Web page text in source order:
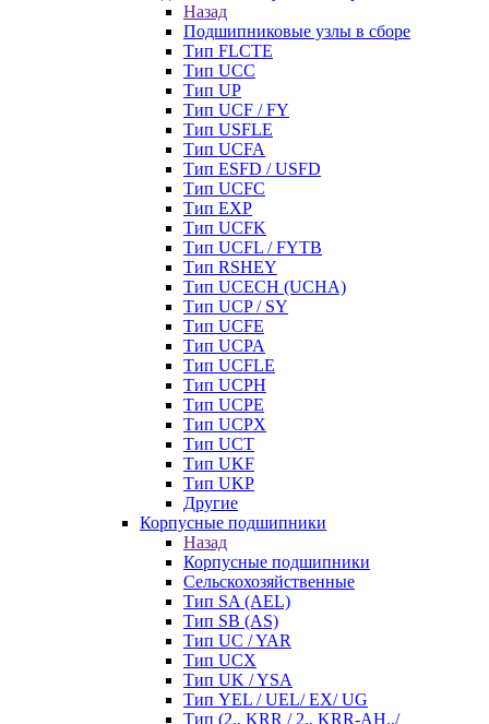
Назад
Подшипниковые узлы в сборе
Тип FLCTE
Тип UCC
Тип UP
Тип UCF / FY
Тип USFLE
Тип UCFA
Тип ESFD / USFD
Тип UCFC
Тип EXP
Тип UCFK
Тип UCFL / FYTB
Тип RSHEY
Тип UCECH (UCHA)
Тип UCP / SY
Тип UCFE
Тип UCPA
Тип UCFLE
Тип UCPH
Тип UCPE
Тип UCPX
Тип UCT
Тип UKF
Тип UKP
Другие
Корпусные подшипники
Назад
Корпусные подшипники
Сельскохозяйственные
Тип SA (AEL)
Тип SB (AS)
Тип UC / YAR
Тип UCX
Тип UK / YSA
Тип YEL / UEL/ EX/ UG
Тип (2.. KRR / 2.. KRR-AH../